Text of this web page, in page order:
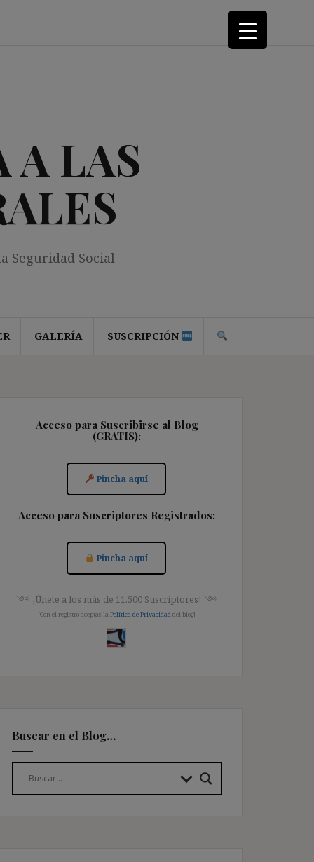
A LAS
Seguridad Social
GALERÍA SUSCRIPCIÓN
Acceso para Suscribirse al Blog
(GRATIS):
Pincha aquí
Acceso para Suscriptores Registrados:
Pincha aquí
༺ ¡Únete a los más de 11.500 Suscriptores! ༺
[Con el registro aceptas la Política de Privacidad del blog]
Buscar en el Blog…